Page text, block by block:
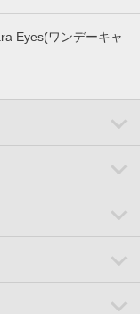
Eyes(ワンデーキャ